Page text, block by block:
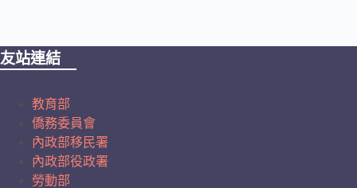
友站連結
教育部
僑務委員會
內政部移民署
內政部役政署
勞動部